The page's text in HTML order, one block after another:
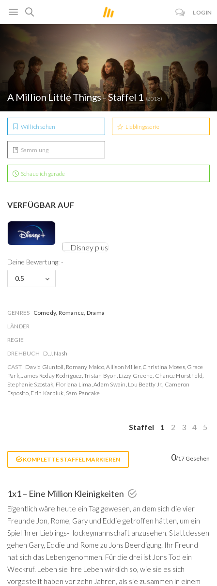
LOGIN
A Million Little Things - Staffel 1 (2018)
Will ich sehen Lieblingsserie
Sammlung
Schaue ich gerade
VERFÜGBAR AUF
Deine Bewertung: -
0.5
GENRES Comedy, Romance, Drama
LÄNDER
REGIE
DREHBUCH D.J. Nash
CAST David Giuntoli, Romany Malco,Allison Miller, Christina Moses, Grace
Park,James Roday Rodriguez,Tristan Byon, Lizzy Greene, Chance Hurstfield,
Stephanie Szostak, Floriana Lima,Adam Swain, Lou Beatty Jr., Cameron
Esposito, Erin Karpluk, Sam Pancake
Staffel 1 2 3 4 5
KOMPLETTE STAFFEL MARKIEREN 0/17 Gesehen
1x1 – Eine Million Kleinigkeiten
Eigentlich wäre heute ein Tag gewesen, an dem sich die vier
Freunde Jon, Rome, Gary und Eddie getroffen hätten, um ein
Spiel ihrer Lieblings-Hockeymannschaft anzusehen. Stattdessen
gehen Gary, Eddie und Rome zu Jons Beerdigung. Ihr Freund
hat sich das Leben genommen. Für die drei ist Jons Tod ein
Weckruf. Leben sie ihre Leben wirklich so, wie sie es sich
vorgestellt haben vor zehn Jahren, als sie zusammen in einem